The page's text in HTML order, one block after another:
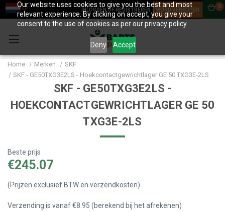
Our website uses cookies to give you the best and most
relevant experience. By clicking on accept, you give your
consent to the use of cookies as per our privacy policy.
Deny Accept
INLOGGEN OF REGISTREREN WORD VERKOPER
0
Home Merken
SKF
SKF - GE50TXG3E2LS - Hoekcontactgewrichtlager GE 50 TXG3E-2LS
SKF - GE50TXG3E2LS -
HOEKCONTACTGEWRICHTLAGER GE 50
TXG3E-2LS
Beste prijs
€245.07
(Prijzen exclusief BTW en verzendkosten)
Verzending is vanaf €8.95 (berekend bij het afrekenen)